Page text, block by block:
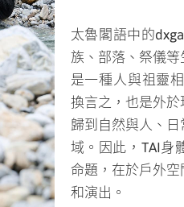
太魯閣語中的
族、部落、祭儀
是一種人與祖靈
換言之，也是外於
歸到自然與人、
域。因此，TAI身
命題，在於戶外
和演出。